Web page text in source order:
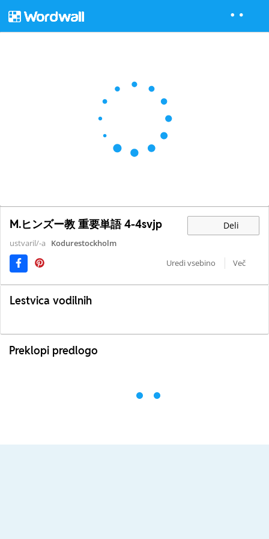
M.ヒンズー教 重要単語 4-4svjp Deli
ustvaril/-a
Kodurestockholm
Uredi vsebino
Več
Lestvica vodilnih
Preklopi predlogo